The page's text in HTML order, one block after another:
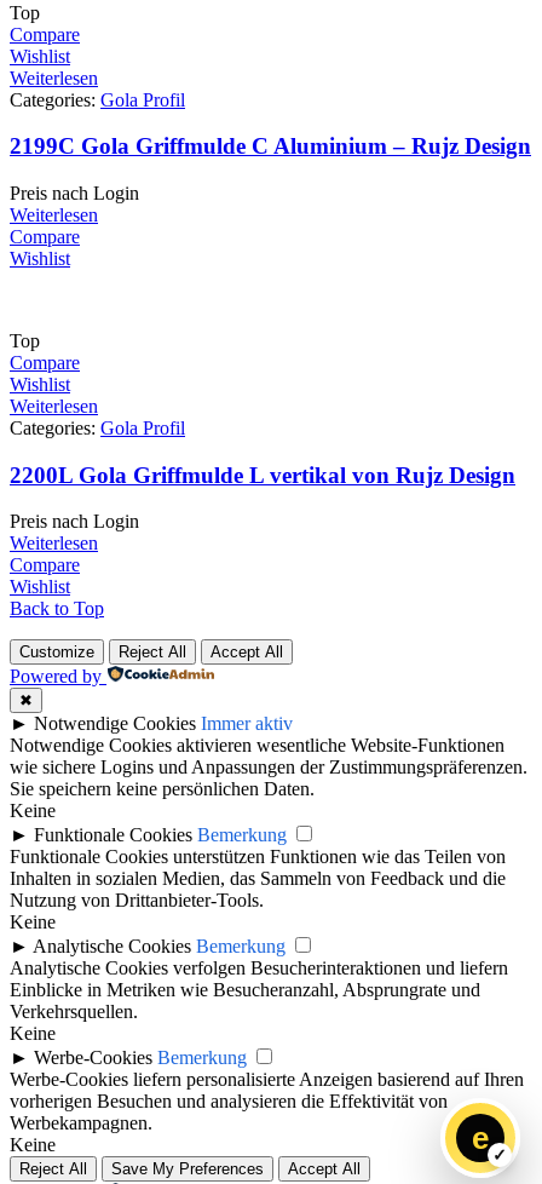
Top
Compare
Wishlist
Weiterlesen
Categories: Gola Profil
2199C Gola Griffmulde C Aluminium – Rujz Design
Preis nach Login
Weiterlesen
Compare
Wishlist
Top
Compare
Wishlist
Weiterlesen
Categories: Gola Profil
2200L Gola Griffmulde L vertikal von Rujz Design
Preis nach Login
Weiterlesen
Compare
Wishlist
Back to Top
e
Customize Reject All Accept All
Powered by
✖
► Notwendige Cookies Immer aktiv
Notwendige Cookies aktivieren wesentliche Website-Funktionen
wie sichere Logins und Anpassungen der Zustimmungspräferenzen.
Sie speichern keine persönlichen Daten.
Keine
► Funktionale Cookies Bemerkung
Funktionale Cookies unterstützen Funktionen wie das Teilen von
Inhalten in sozialen Medien, das Sammeln von Feedback und die
Nutzung von Drittanbieter-Tools.
Keine
► Analytische Cookies Bemerkung
Analytische Cookies verfolgen Besucherinteraktionen und liefern
Einblicke in Metriken wie Besucheranzahl, Absprungrate und
Verkehrsquellen.
Keine
► Werbe-Cookies Bemerkung
Werbe-Cookies liefern personalisierte Anzeigen basierend auf Ihren
vorherigen Besuchen und analysieren die Effektivität von
Werbekampagnen.
Keine
Reject All Save My Preferences Accept All